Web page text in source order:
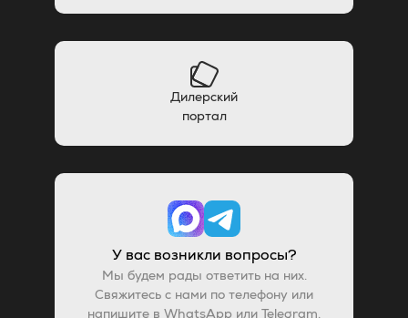
Дилерский
портал
У вас возникли вопросы?
Мы будем рады ответить на них.
Свяжитесь с нами по телефону или
напишите в WhatsApp или Telegram.